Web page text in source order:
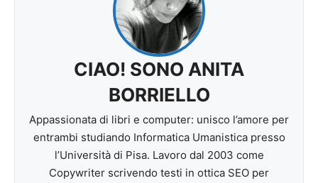
CIAO! SONO ANITA
BORRIELLO
Appassionata di libri e computer: unisco l’amore per
entrambi studiando Informatica Umanistica presso
l’Università di Pisa. Lavoro dal 2003 come
Copywriter scrivendo testi in ottica SEO per